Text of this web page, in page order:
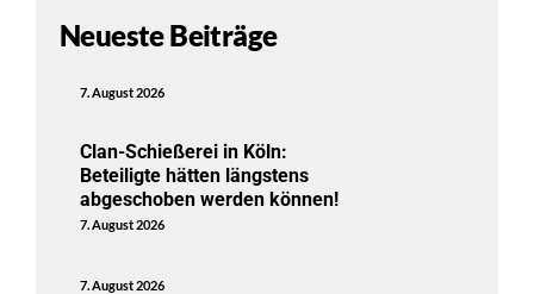
Neueste Beiträge
7. August 2026
Clan-Schießerei in Köln:
Beteiligte hätten längstens
abgeschoben werden können!
7. August 2026
7. August 2026